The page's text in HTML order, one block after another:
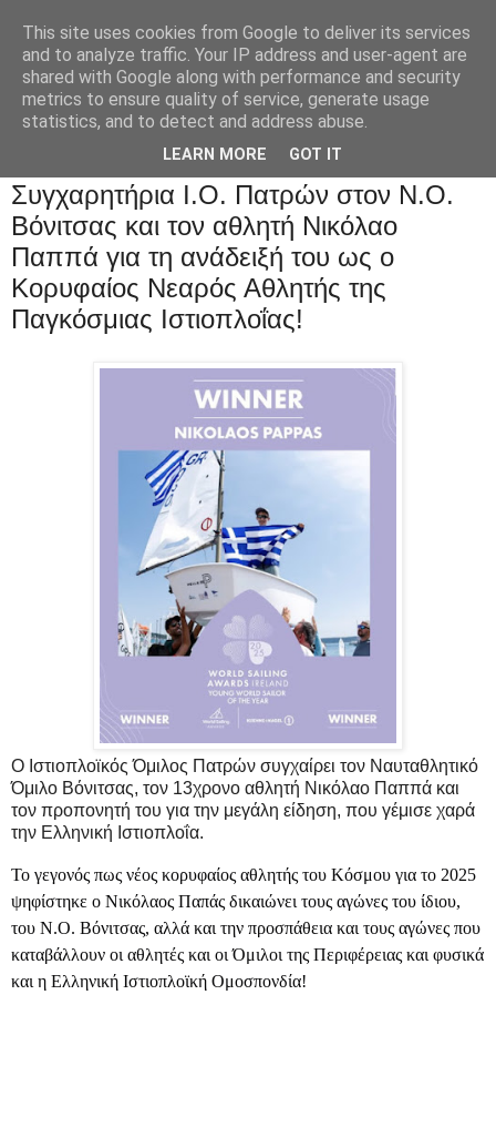
Συγχαρητήρια Ι.Ο. Πατρών στον Ν.Ο.
Βόνιτσας και τον αθλητή Νικόλαο
Παππά για τη ανάδειξή του ως ο
Κορυφαίος Νεαρός Αθλητής της
Παγκόσμιας Ιστιοπλοΐας!
Ο Ιστιοπλοϊκός Όμιλος Πατρών συγχαίρει τον Ναυταθλητικό
Όμιλο Βόνιτσας, τον 13χρονο αθλητή Νικόλαο Παππά και
τον προπονητή του για την μεγάλη είδηση, που γέμισε χαρά
την Ελληνική Ιστιοπλοΐα.
Το γεγονός πως νέος κορυφαίος αθλητής του Κόσμου για το 2025
ψηφίστηκε ο Νικόλαος Παπάς δικαιώνει τους αγώνες του ίδιου,
του Ν.Ο. Βόνιτσας, αλλά και την προσπάθεια και τους αγώνες που
καταβάλλουν οι αθλητές και οι Όμιλοι της Περιφέρειας και φυσικά
και η Ελληνική Ιστιοπλοϊκή Ομοσπονδία!
This site uses cookies from Google to deliver its services
and to analyze traffic. Your IP address and user-agent are
shared with Google along with performance and security
metrics to ensure quality of service, generate usage
statistics, and to detect and address abuse.
LEARN MORE GOT IT